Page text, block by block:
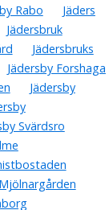
Rabo
Jäders
Jädersbruk
Jädersbruks
Jädersby Forshaga
Jädersby
Svärdsro